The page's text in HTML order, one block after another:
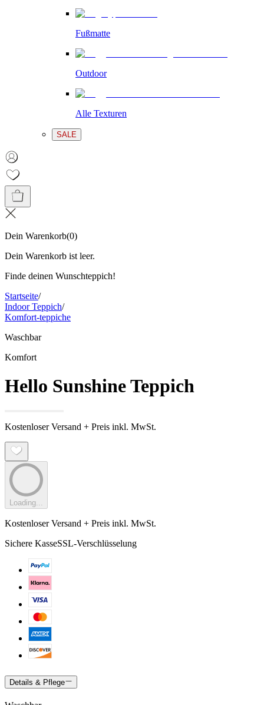
Fußmatte
Outdoor
Alle Texturen
SALE
Dein Warenkorb(0)
Dein Warenkorb ist leer.
Finde deinen Wunschteppich!
Startseite/
Indoor Teppich/
Komfort-teppiche
Waschbar
Komfort
Hello Sunshine Teppich
Kostenloser Versand + Preis inkl. MwSt.
Loading...
Kostenloser Versand + Preis inkl. MwSt.
Sichere KasseSSL-Verschlüsselung
Details & Pflege